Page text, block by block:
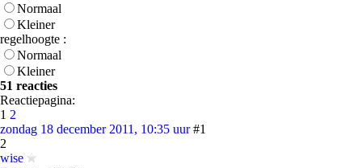
Normaal
Kleiner
regelhoogte :
Normaal
Kleiner
51 reacties
Reactiepagina:
1 2
zondag 18 december 2011, 10:35 uur #1
2
wise